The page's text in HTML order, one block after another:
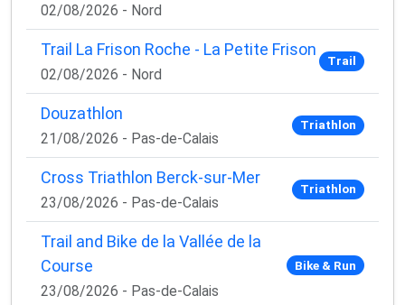
02/08/2026 - Nord
Trail La Frison Roche - La Petite Frison
02/08/2026 - Nord
Trail
Douzathlon
21/08/2026 - Pas-de-Calais
Triathlon
Cross Triathlon Berck-sur-Mer
23/08/2026 - Pas-de-Calais
Triathlon
Trail and Bike de la Vallée de la
Course
23/08/2026 - Pas-de-Calais
Bike & Run